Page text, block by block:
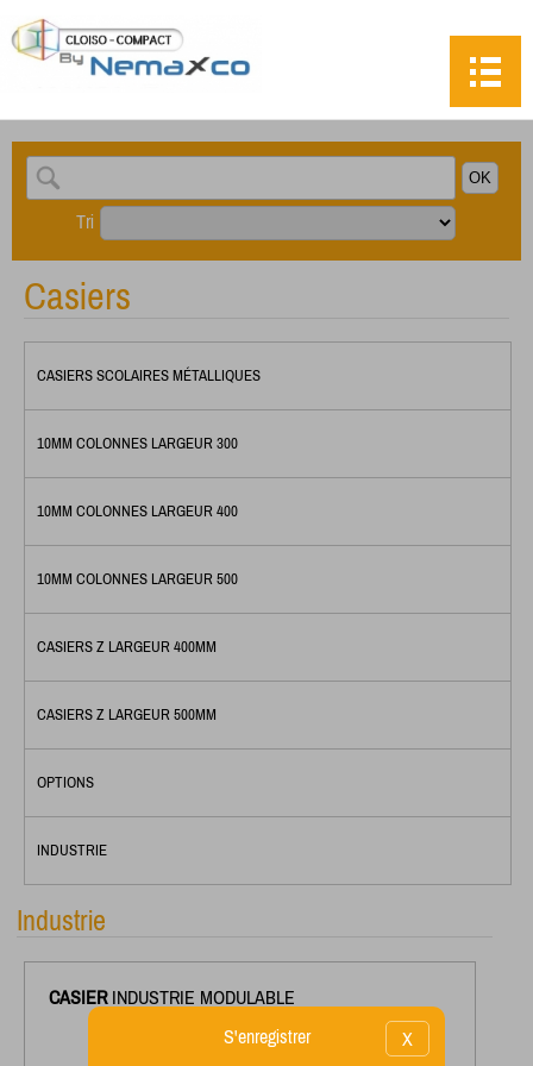
Tri
Casiers
CASIERS SCOLAIRES MÉTALLIQUES
10MM COLONNES LARGEUR 300
10MM COLONNES LARGEUR 400
10MM COLONNES LARGEUR 500
CASIERS Z LARGEUR 400MM
CASIERS Z LARGEUR 500MM
OPTIONS
INDUSTRIE
Industrie
CASIERINDUSTRIE MODULABLE
X
S'enregistrer